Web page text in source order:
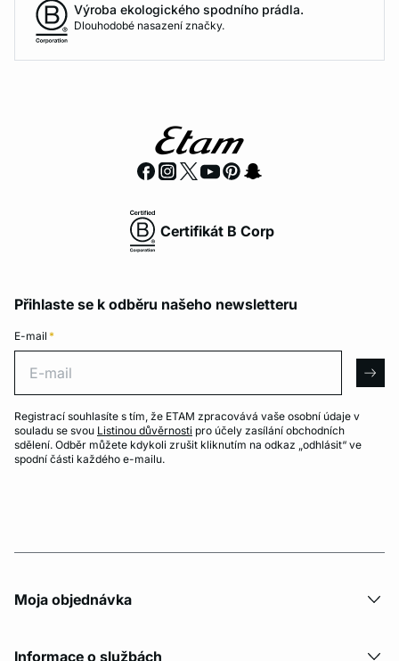
Výroba ekologického spodního prádla.
Dlouhodobé nasazení značky.
Certifikát B Corp
Přihlaste se k odběru našeho newsletteru
E-mail *
Registrací souhlasíte s tím, že ETAM zpracovává vaše osobní údaje v
souladu se svou Listinou důvěrnosti pro účely zasílání obchodních
sdělení. Odběr můžete kdykoli zrušit kliknutím na odkaz „odhlásit“ ve
spodní části každého e-mailu.
Moja objednávka
Informace o službách